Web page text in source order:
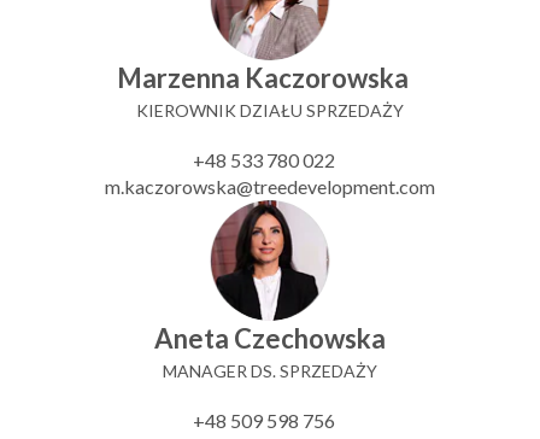
Marzenna Kaczorowska
KIEROWNIK DZIAŁU SPRZEDAŻY
+48 533 780 022
m.kaczorowska@treedevelopment.com
Aneta Czechowska
MANAGER DS. SPRZEDAŻY
+48 509 598 756